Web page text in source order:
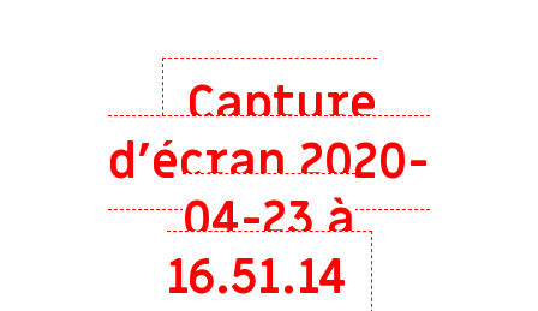
Capture
d’écran 2020-
04-23 à
16.51.14